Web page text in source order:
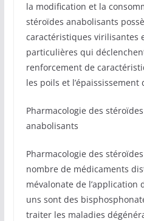
la modification et la
stéroïdes anabolisants
caractéristiques virilisantes
particulières qui
renforcement de
les poils et l’épaississement
Pharmacologie des
anabolisants
Pharmacologie des
nombre de médicaments
mévalonate de l’application
uns sont des
traiter les maladies